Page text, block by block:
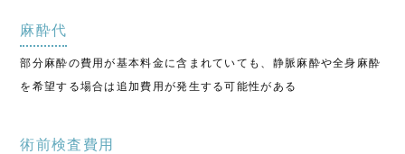
麻酔代
部分麻酔の費用が基本料金に含まれていても、静脈麻酔や全身麻酔
を希望する場合は追加費用が発生する可能性がある
術前検査費用